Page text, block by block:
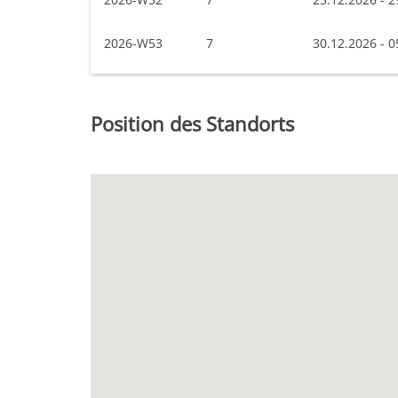
2026-W53 7 30.12.2026 -
Position des Standorts